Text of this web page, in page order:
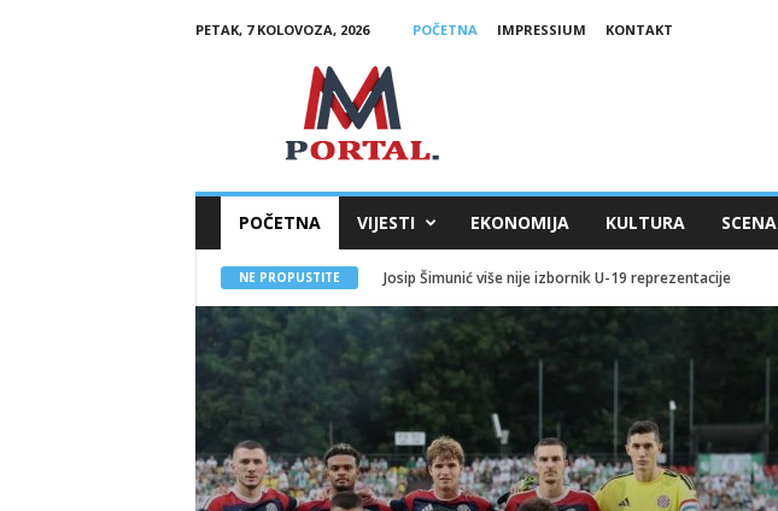
PETAK, 7 KOLOVOZA, 2026 POČETNA IMPRESSIUM
KONTAKT
POČETNA VIJESTI EKONOMIJA KULTURA SCENA
NE PROPUSTITE Josip Šimunić više nije izbornik U-19 reprezentacije